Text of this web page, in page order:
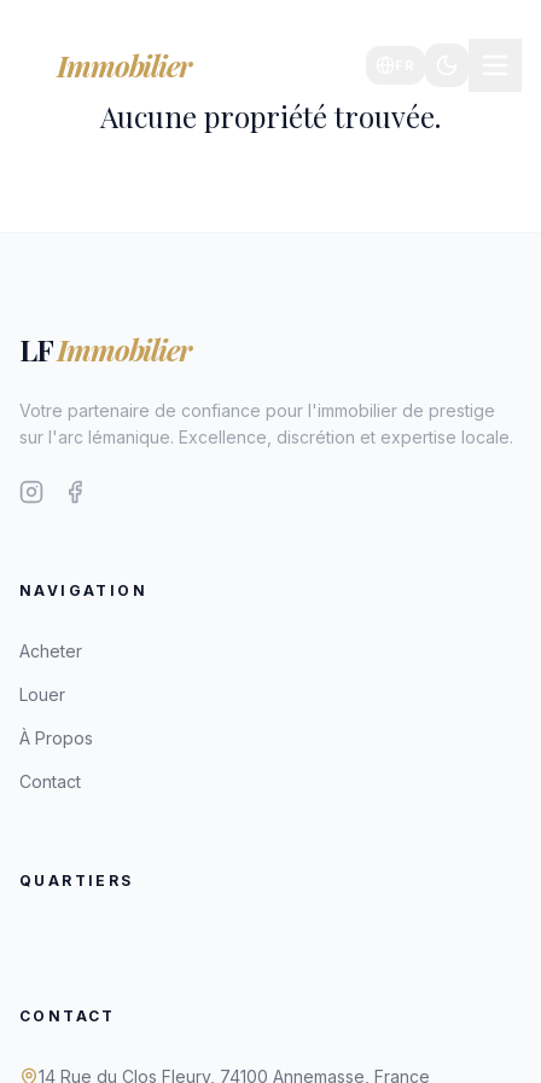
Immobilier
Aucune propriété trouvée.
LFImmobilier
Votre partenaire de confiance pour l'immobilier de prestige
sur l'arc lémanique. Excellence, discrétion et expertise locale.
NAVIGATION
Acheter
Louer
À Propos
Contact
QUARTIERS
CONTACT
14 Rue du Clos Fleury, 74100 Annemasse, France